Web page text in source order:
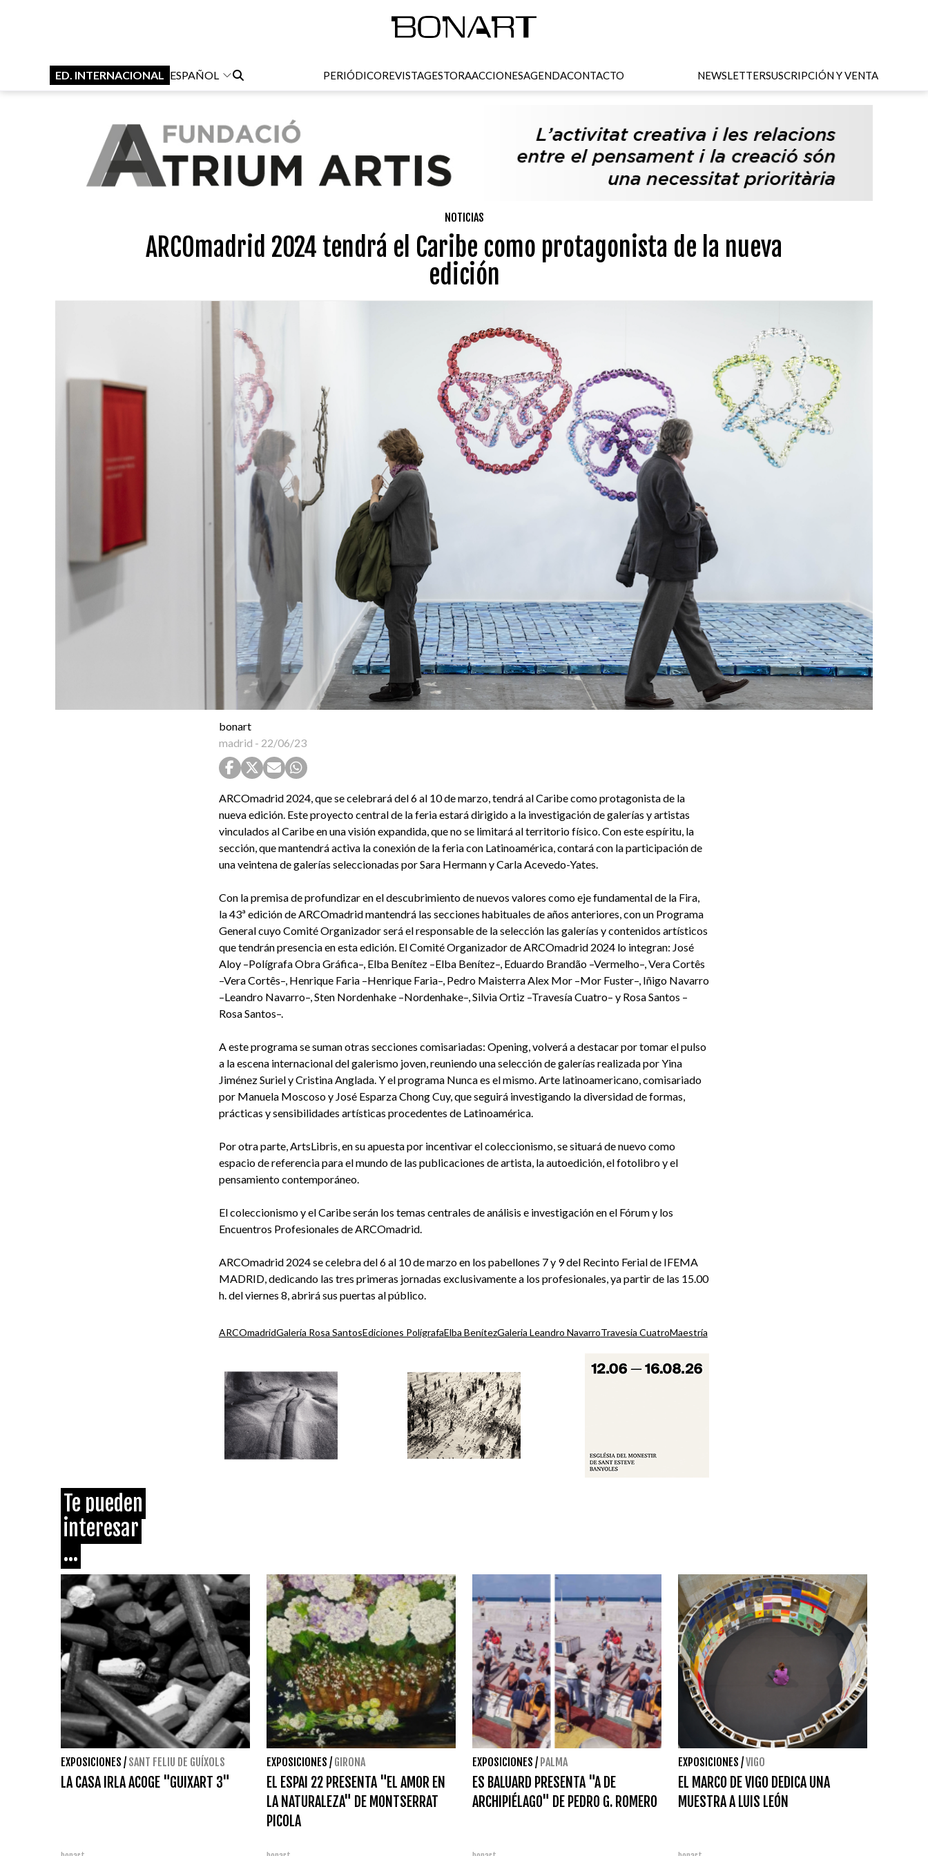
ED. INTERNACIONAL ESPAÑOL PERIÓDICOREVISTAGESTORAACCIONESAGENDACONTACTO NEWSLETTERSUSCRIPCIÓN Y VENTA
NOTICIAS
ARCOmadrid 2024 tendrá el Caribe como protagonista de la nueva
edición
bonart
madrid - 22/06/23
ARCOmadrid 2024, que se celebrará del 6 al 10 de marzo, tendrá al Caribe como protagonista de la
nueva edición. Este proyecto central de la feria estará dirigido a la investigación de galerías y artistas
vinculados al Caribe en una visión expandida, que no se limitará al territorio físico. Con este espíritu, la
sección, que mantendrá activa la conexión de la feria con Latinoamérica, contará con la participación de
una veintena de galerías seleccionadas por Sara Hermann y Carla Acevedo-Yates.
Con la premisa de profundizar en el descubrimiento de nuevos valores como eje fundamental de la Fira,
la 43ª edición de ARCOmadrid mantendrá las secciones habituales de años anteriores, con un Programa
General cuyo Comité Organizador será el responsable de la selección las galerías y contenidos artísticos
que tendrán presencia en esta edición. El Comité Organizador de ARCOmadrid 2024 lo integran: José
Aloy –Polígrafa Obra Gráfica–, Elba Benítez –Elba Benítez–, Eduardo Brandão –Vermelho–, Vera Cortês
–Vera Cortês–, Henrique Faria –Henrique Faria–, Pedro Maisterra Alex Mor –Mor Fuster–, Iñigo Navarro
–Leandro Navarro–, Sten Nordenhake –Nordenhake–, Silvia Ortiz –Travesía Cuatro– y Rosa Santos –
Rosa Santos–.
A este programa se suman otras secciones comisariadas: Opening, volverá a destacar por tomar el pulso
a la escena internacional del galerismo joven, reuniendo una selección de galerías realizada por Yina
Jiménez Suriel y Cristina Anglada. Y el programa Nunca es el mismo. Arte latinoamericano, comisariado
por Manuela Moscoso y José Esparza Chong Cuy, que seguirá investigando la diversidad de formas,
prácticas y sensibilidades artísticas procedentes de Latinoamérica.
Por otra parte, ArtsLibris, en su apuesta por incentivar el coleccionismo, se situará de nuevo como
espacio de referencia para el mundo de las publicaciones de artista, la autoedición, el fotolibro y el
pensamiento contemporáneo.
El coleccionismo y el Caribe serán los temas centrales de análisis e investigación en el Fórum y los
Encuentros Profesionales de ARCOmadrid.
ARCOmadrid 2024 se celebra del 6 al 10 de marzo en los pabellones 7 y 9 del Recinto Ferial de IFEMA
MADRID, dedicando las tres primeras jornadas exclusivamente a los profesionales, ya partir de las 15.00
h. del viernes 8, abrirá sus puertas al público.
ARCOmadridGalería Rosa SantosEdiciones PolígrafaElba BenítezGaleria Leandro NavarroTravesia CuatroMaestría
Te pueden
interesar
...
EXPOSICIONES / SANT FELIU DE GUÍXOLS
LA CASA IRLA ACOGE "GUIXART 3"
EXPOSICIONES / GIRONA
EL ESPAI 22 PRESENTA "EL AMOR EN
LA NATURALEZA" DE MONTSERRAT
PICOLA
EXPOSICIONES / PALMA
ES BALUARD PRESENTA "A DE
ARCHIPIÉLAGO" DE PEDRO G. ROMERO
EXPOSICIONES /VIGO
EL MARCO DE VIGO DEDICA UNA
MUESTRA A LUIS LEÓN